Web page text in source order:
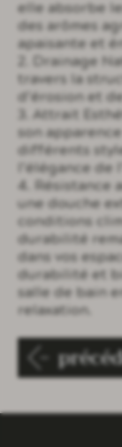
elle absorbe
des arômes
apaisante et
2. Drainage
travers la
d’érosion et
3. Attrait
son
différents
l’élégance de
4. Résistance
une douche
conditions
durabilité
dans vos
durabilité et
salle de bain
relaxation.